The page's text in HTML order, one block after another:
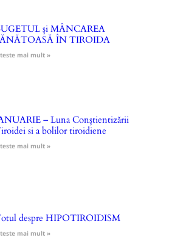
și MÂNCAREA
ÎN TIROIDA
mai mult »
– Luna Conștientizării
si a bolilor tiroidiene
mai mult »
despre HIPOTIROIDISM
mai mult »